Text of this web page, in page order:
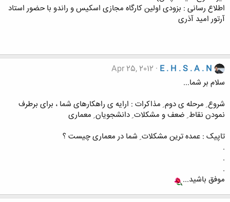
اطلاع رسانی : بزودی اولین کارگاه مجازی اسکیس و راندو با حضور استاد
آرتور امید آذری
E . H . S . A . N
Apr 25, 2012
سلام بر شما...
شروع ِ مرحله ی دوم ِ مذاکرات : ارایه ی راهکارهای شما ، برای برطرف
نمودن نقاط ِ ضعف و مشکلات ِ دانشجویان ِ معماری
تاپیک : عمده ترین مشکلات ِ شما در معماری چیست ؟
.
.
.
موفق باشید...